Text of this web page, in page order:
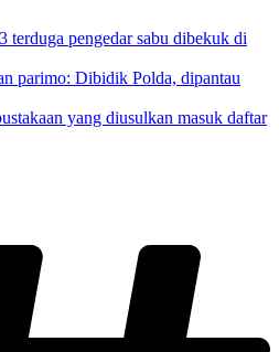
terduga pengedar sabu dibekuk di
parimo: Dibidik Polda, dipantau
yang diusulkan masuk daftar